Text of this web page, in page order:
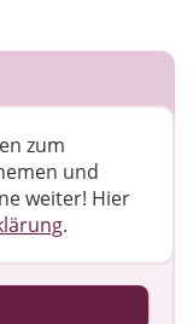
zum
und
weiter! ​Hier
.